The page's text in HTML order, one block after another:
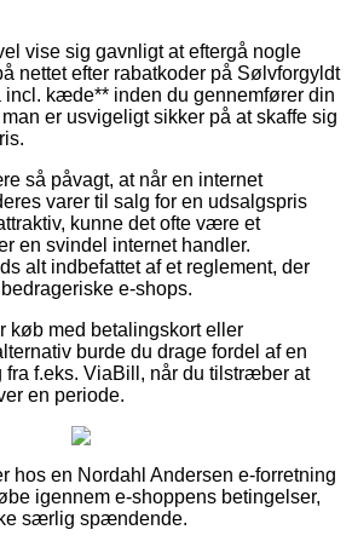
vise sig gavnligt at eftergå nogle
nettet efter rabatkoder på Sølvforgyldt
kæde** inden du gennemfører din
er usvigeligt sikker på at skaffe sig
så påvagt, at når en internet
varer til salg for en udsalgspris
kunne det ofte være et
en svindel internet handler.
alt indbefattet af et reglement, der
e-shops.
køb med betalingskort eller
burde du drage fordel af en
fra f.eks. ViaBill, når du tilstræber at
en periode.
hos en Nordahl Andersen e-forretning
igennem e-shoppens betingelser,
særlig spændende.